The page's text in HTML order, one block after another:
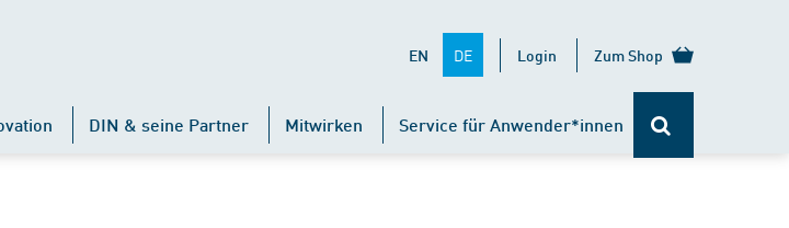
EN DE Login Zum Shop
DIN & seine Partner Mitwirken Service für Anwender*innen